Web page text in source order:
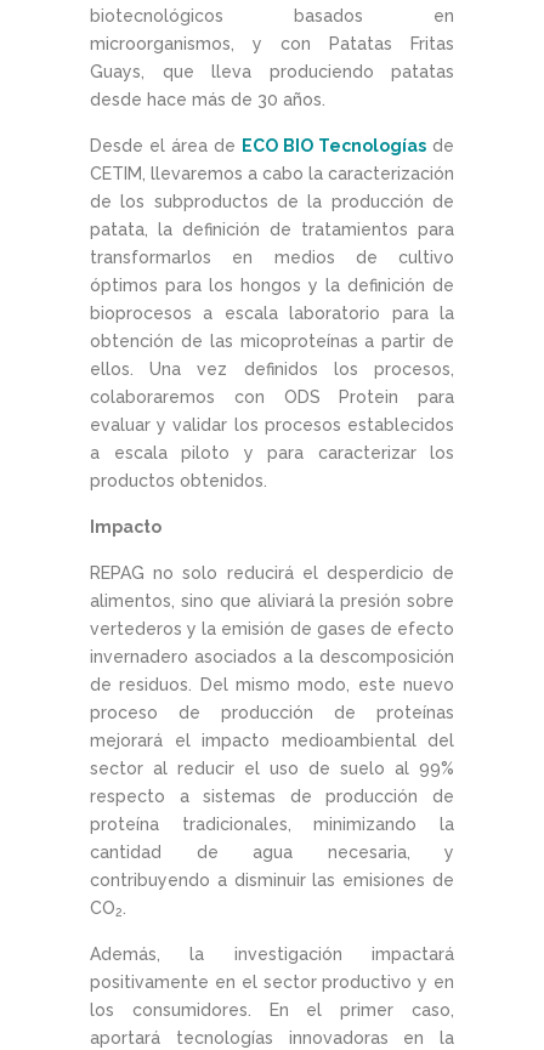
biotecnológicos basados en
microorganismos, y con Patatas Fritas
Guays, que lleva produciendo patatas
desde hace más de 30 años.
Desde el área de ECO BIO Tecnologías de
CETIM, llevaremos a cabo la caracterización
de los subproductos de la producción de
patata, la definición de tratamientos para
transformarlos en medios de cultivo
óptimos para los hongos y la definición de
bioprocesos a escala laboratorio para la
obtención de las micoproteínas a partir de
ellos. Una vez definidos los procesos,
colaboraremos con ODS Protein para
evaluar y validar los procesos establecidos
a escala piloto y para caracterizar los
productos obtenidos.
Impacto
REPAG no solo reducirá el desperdicio de
alimentos, sino que aliviará la presión sobre
vertederos y la emisión de gases de efecto
invernadero asociados a la descomposición
de residuos. Del mismo modo, este nuevo
proceso de producción de proteínas
mejorará el impacto medioambiental del
sector al reducir el uso de suelo al 99%
respecto a sistemas de producción de
proteína tradicionales, minimizando la
cantidad de agua necesaria, y
contribuyendo a disminuir las emisiones de
CO2
Además, la investigación impactará
positivamente en el sector productivo y en
los consumidores. En el primer caso,
aportará tecnologías innovadoras en la